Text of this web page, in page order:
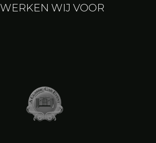
WERKEN WIJ VOOR